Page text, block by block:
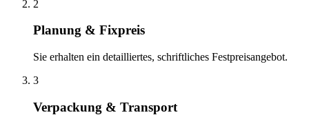
2
Planung & Fixpreis
Sie erhalten ein detailliertes, schriftliches Festpreisangebot.
3
Verpackung & Transport